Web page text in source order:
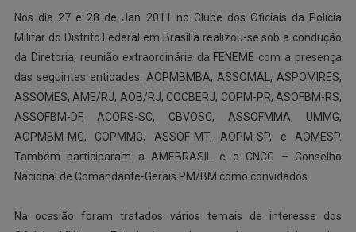
Nos dia 27 e 28 de Jan 2011 no Clube dos Oficiais da Polícia
Militar do Distrito Federal em Brasília realizou-se sob a condução
da Diretoria, reunião extraordinária da FENEME com a presença
das seguintes entidades: AOPMBMBA, ASSOMAL, ASPOMIRES,
ASSOMES, AME/RJ, AOB/RJ, COCBERJ, COPM-PR, ASOFBM-RS,
ASSOFBM-DF, ACORS-SC, CBVOSC, ASSOFMMA, UMMG,
AOPMBM-MG, COPMMG, ASSOF-MT, AOPM-SP, e AOMESP.
Também participaram a AMEBRASIL e o CNCG – Conselho
Nacional de Comandante-Gerais PM/BM como convidados.
Na ocasião foram tratados vários temais de interesse dos